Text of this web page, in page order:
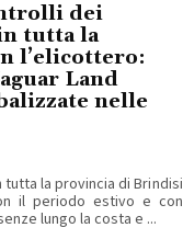
dei
tutta la
l’elicottero:
Land
nelle
la provincia di Brindisi
il periodo estivo e con
lungo la costa e ...